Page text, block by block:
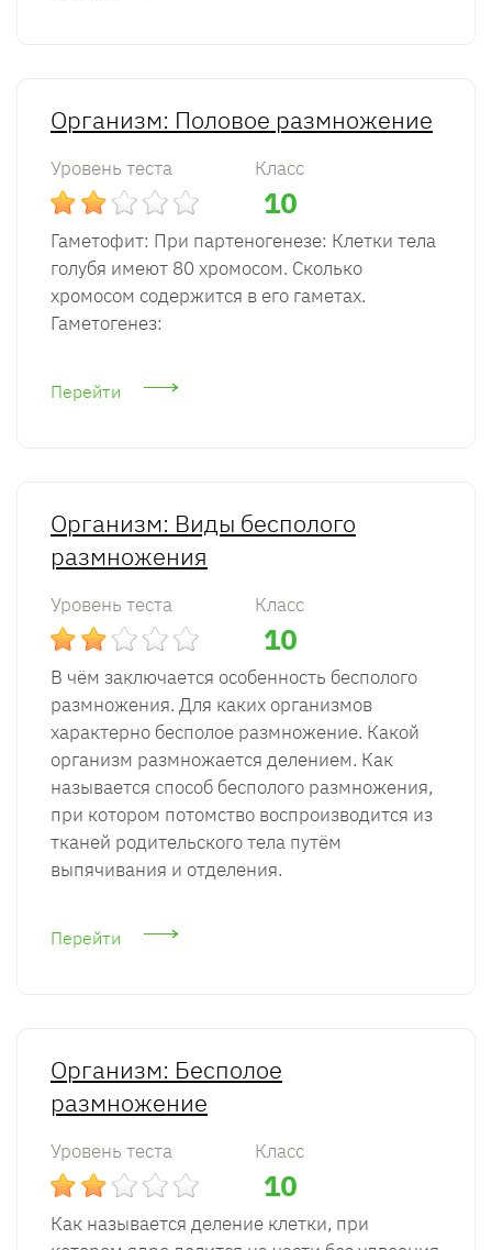
Организм: Половое размножение
Уровень теста Класс
10
Гаметофит: При партеногенезе: Клетки тела
голубя имеют 80 хромосом. Сколько
хромосом содержится в его гаметах.
Гаметогенез:
Перейти
Организм: Виды бесполого
размножения
Уровень теста Класс
10
В чём заключается особенность бесполого
размножения. Для каких организмов
характерно бесполое размножение. Какой
организм размножается делением. Как
называется способ бесполого размножения,
при котором потомство воспроизводится из
тканей родительского тела путём
выпячивания и отделения.
Перейти
Организм: Бесполое
размножение
Уровень теста Класс
10
Как называется деление клетки, при